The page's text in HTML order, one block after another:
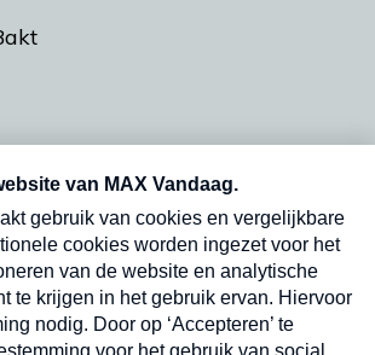
vrijdag- en dinsdagochtend in
Verzend